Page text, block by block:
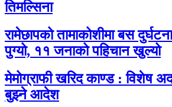
तिमल्सिना
रामेछापको तामाकोशीमा बस
पुग्यो, ११ जनाको पहिचान खुल्यो
मेमोग्राफी खरिद काण्ड : विशेष
बुझ्ने आदेश